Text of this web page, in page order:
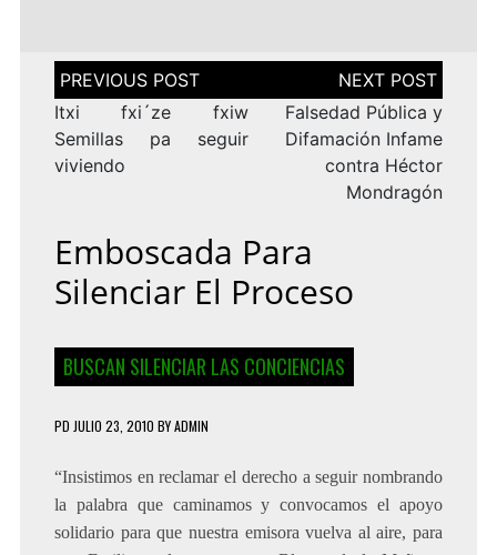
Navegación
de
entradas
Itxi fxi´ze fxiw
Semillas pa seguir
viviendo
Falsedad Pública y
Difamación Infame
contra Héctor
Mondragón
Emboscada Para
Silenciar El Proceso
BUSCAN SILENCIAR LAS CONCIENCIAS
PD JULIO 23, 2010 BYADMIN
“Insistimos en reclamar el derecho a seguir nombrando
la palabra que caminamos y convocamos el apoyo
solidario para que nuestra emisora vuelva al aire, para